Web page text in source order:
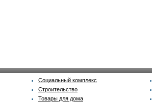
Социальный комплекс
Строительство
Товары для дома